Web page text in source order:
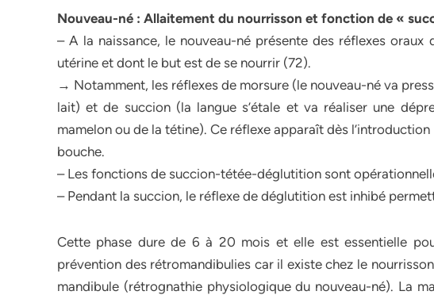
Nouveau-né : Allaitement du nourrisson et fonction de «
– A la naissance, le nouveau-né présente des réflexes
utérine et dont le but est de se nourrir (72).
→ Notamment, les réflexes de morsure (le nouveau-né va
lait) et de succion (la langue s’étale et va réaliser une
mamelon ou de la tétine). Ce réflexe apparaît dès
bouche.
– Les fonctions de succion-tétée-déglutition sont
– Pendant la succion, le réflexe de déglutition est inhibé
Cette phase dure de 6 à 20 mois et elle est essentielle
prévention des rétromandibulies car il existe chez le
mandibule (rétrognathie physiologique du nouveau-né). La